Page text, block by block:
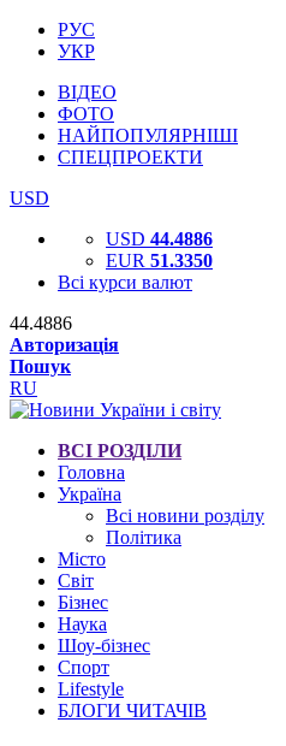
РУС
УКР
ВІДЕО
ФОТО
НАЙПОПУЛЯРНІШІ
СПЕЦПРОЕКТИ
USD
USD 44.4886
EUR 51.3350
Всі курси валют
44.4886
Авторизація
Пошук
RU
ВСІ РОЗДІЛИ
Головна
Україна
Всі новини розділу
Політика
Місто
Світ
Бізнес
Наука
Шоу-бізнес
Спорт
Lifestyle
БЛОГИ ЧИТАЧІВ